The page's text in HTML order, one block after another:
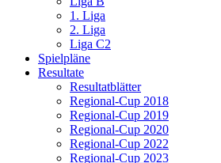
1. Liga
2. Liga
Liga C2
Spielpläne
Resultate
Resultatblätter
Regional-Cup 2018
Regional-Cup 2019
Regional-Cup 2020
Regional-Cup 2022
Regional-Cup 2023